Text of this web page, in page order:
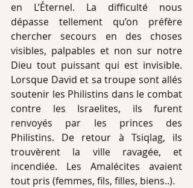
en L’Éternel. La difficulté nous
dépasse tellement qu’on préfère
chercher secours en des choses
visibles, palpables et non sur notre
Dieu tout puissant qui est invisible.
Lorsque David et sa troupe sont allés
soutenir les Philistins dans le combat
contre les Israelites, ils furent
renvoyés par les princes des
Philistins. De retour à Tsiqlag, ils
trouvèrent la ville ravagée, et
incendiée. Les Amalécites avaient
tout pris (femmes, fils, filles, biens..).